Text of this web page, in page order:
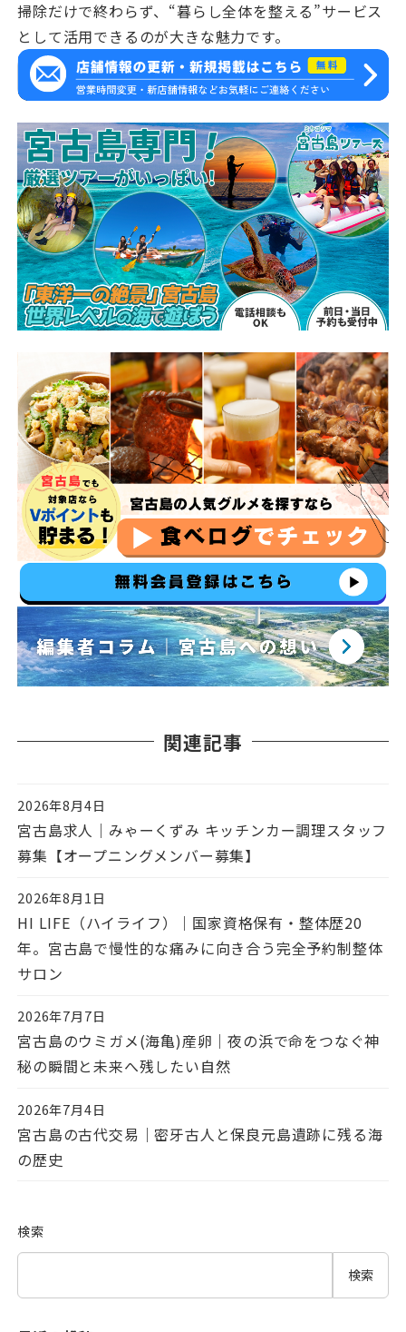
掃除だけで終わらず、“暮らし全体を整える”サービス
として活用できるのが大きな魅力です。
関連記事
投稿日
2026年8月4日
宮古島求人｜みゃーくずみ キッチンカー調理スタッフ
募集【オープニングメンバー募集】
投稿日
2026年8月1日
HI LIFE（ハイライフ）｜国家資格保有・整体歴20
年。宮古島で慢性的な痛みに向き合う完全予約制整体
サロン
投稿日
2026年7月7日
宮古島のウミガメ(海亀)産卵｜夜の浜で命をつなぐ神
秘の瞬間と未来へ残したい自然
投稿日
2026年7月4日
宮古島の古代交易｜密牙古人と保良元島遺跡に残る海
の歴史
検索
検索